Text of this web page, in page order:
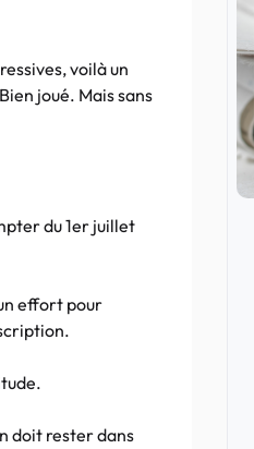
voilà un
joué. Mais sans
du 1er juillet
effort pour
doit rester dans